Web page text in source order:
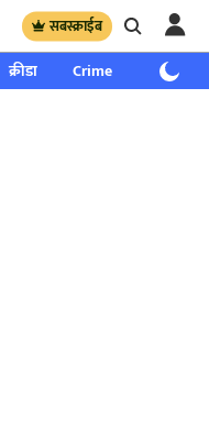
सबस्क्राईब
क्रीडा Crime साप्ताहिक